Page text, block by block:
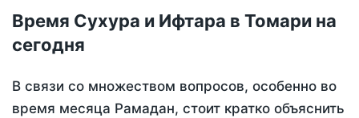
Время Сухура и Ифтара в Томари на
сегодня
В связи со множеством вопросов, особенно во
время месяца Рамадан, стоит кратко объяснить